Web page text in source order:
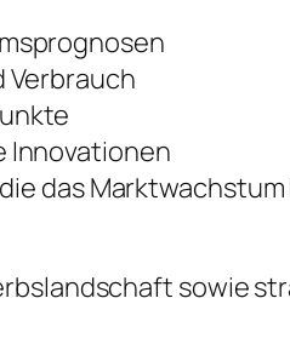
Verbrauch
Innovationen
das
sowie